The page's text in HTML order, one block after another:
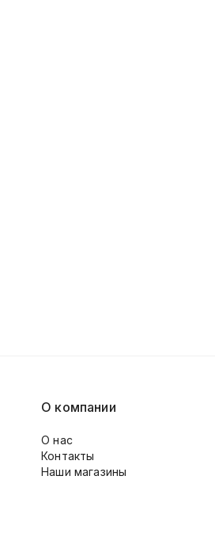
О компании
О нас
Контакты
Наши магазины